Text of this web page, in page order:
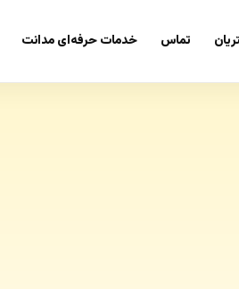
تماس خدمات حرفه‌ای مدانت